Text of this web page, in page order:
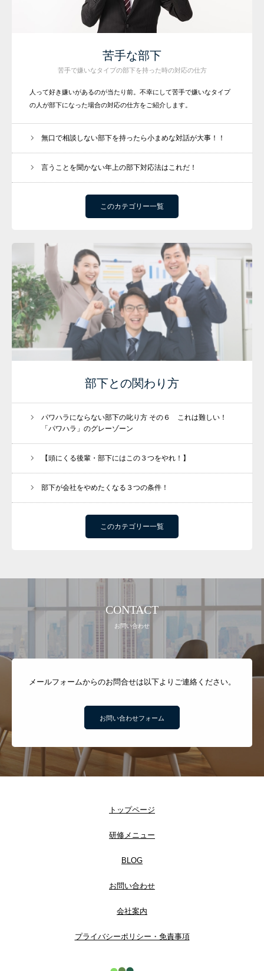
苦手な部下
苦手で嫌いなタイプの部下を持った時の対応の仕方
人って好き嫌いがあるのが当たり前。不幸にして苦手で嫌いなタイプ
の人が部下になった場合の対応の仕方をご紹介します。
無口で相談しない部下を持ったら小まめな対話が大事！！
言うことを聞かない年上の部下対応法はこれだ！
このカテゴリー一覧
部下との関わり方
パワハラにならない部下の叱り方 その６ これは難しい！
「パワハラ」のグレーゾーン
【頭にくる後輩・部下にはこの３つをやれ！】
部下が会社をやめたくなる３つの条件！
このカテゴリー一覧
CONTACT
お問い合わせ
メールフォームからのお問合せは以下よりご連絡ください。
お問い合わせフォーム
トップページ
研修メニュー
BLOG
お問い合わせ
会社案内
プライバシーポリシー・免責事項